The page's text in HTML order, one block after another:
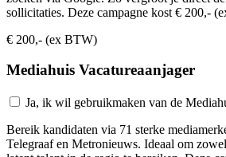
sollicitaties. Deze campagne kost € 200,-
€ 200,- (ex BTW)
Mediahuis Vacatureaanjager
Ja, ik wil gebruikmaken van de
Bereik kandidaten via 71 sterke
Telegraaf en Metronieuws. Ideaal om